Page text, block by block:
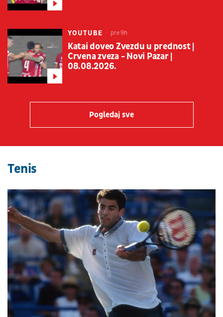
YOUTUBE pre 9h
Katai doveo Zvezdu u prednost |
Crvena zveza - Novi Pazar |
08.08.2026.
Pogledaj sve
Tenis